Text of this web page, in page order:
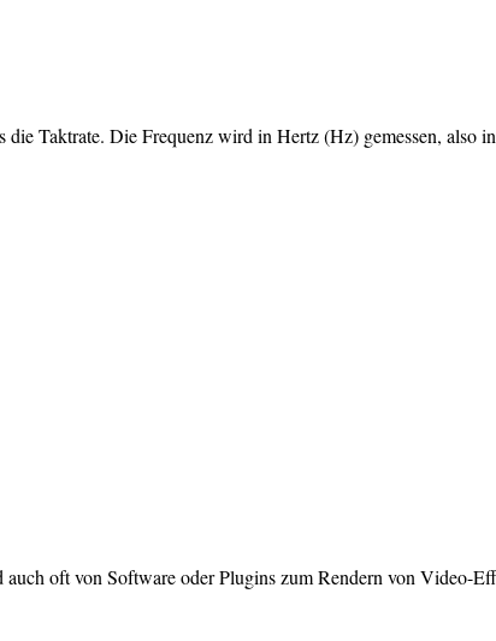
Taktrate. Die Frequenz wird in Hertz (Hz) gemessen, also
oft von Software oder Plugins zum Rendern von Video-